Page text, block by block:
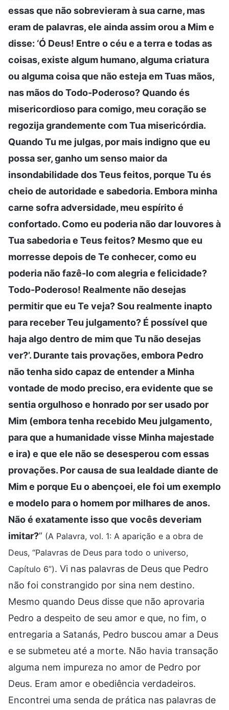
essas que não sobrevieram à sua carne, mas
eram de palavras, ele ainda assim orou a Mim e
disse: ‘Ó Deus! Entre o céu e a terra e todas as
coisas, existe algum humano, alguma criatura
ou alguma coisa que não esteja em Tuas mãos,
nas mãos do Todo-Poderoso? Quando és
misericordioso para comigo, meu coração se
regozija grandemente com Tua misericórdia.
Quando Tu me julgas, por mais indigno que eu
possa ser, ganho um senso maior da
insondabilidade dos Teus feitos, porque Tu és
cheio de autoridade e sabedoria. Embora minha
carne sofra adversidade, meu espírito é
confortado. Como eu poderia não dar louvores à
Tua sabedoria e Teus feitos? Mesmo que eu
morresse depois de Te conhecer, como eu
poderia não fazê-lo com alegria e felicidade?
Todo-Poderoso! Realmente não desejas
permitir que eu Te veja? Sou realmente inapto
para receber Teu julgamento? É possível que
haja algo dentro de mim que Tu não desejas
ver?’. Durante tais provações, embora Pedro
não tenha sido capaz de entender a Minha
vontade de modo preciso, era evidente que se
sentia orgulhoso e honrado por ser usado por
Mim (embora tenha recebido Meu julgamento,
para que a humanidade visse Minha majestade
e ira) e que ele não se desesperou com essas
provações. Por causa de sua lealdade diante de
Mim e porque Eu o abençoei, ele foi um exemplo
e modelo para o homem por milhares de anos.
Não é exatamente isso que vocês deveriam
imitar?” (A Palavra, vol. 1: A aparição e a obra de
Deus, “Palavras de Deus para todo o universo,
Capítulo 6”). Vi nas palavras de Deus que Pedro
não foi constrangido por sina nem destino.
Mesmo quando Deus disse que não aprovaria
Pedro a despeito de seu amor e que, no fim, o
entregaria a Satanás, Pedro buscou amar a Deus
e se submeteu até a morte. Não havia transação
alguma nem impureza no amor de Pedro por
Deus. Eram amor e obediência verdadeiros.
Encontrei uma senda de prática nas palavras de